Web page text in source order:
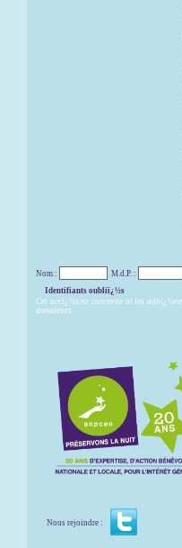
Nom :
M.d.P. :
Identifiants oubliï¿½s
Cet accï¿½s ne concerne ni les
donateurs
Nous rejoindre :